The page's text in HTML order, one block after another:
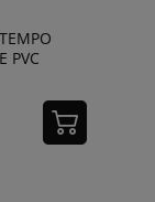
PVC